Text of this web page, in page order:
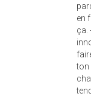
en
ça.
ton